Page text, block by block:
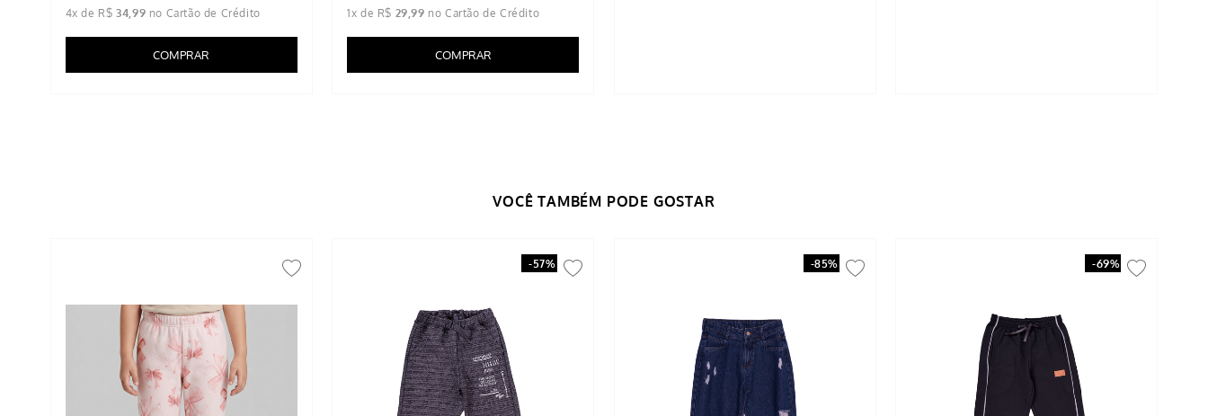
4x de R$ 34,99
COMPRAR
1x de R$ 29,99
COMPRAR
-57% -85% -69%